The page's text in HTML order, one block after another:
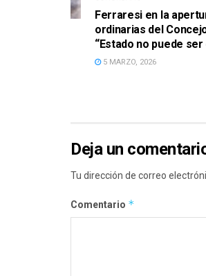
Ferraresi en la
ordinarias del
“Estado no puede
5 MARZO, 2026
Deja un
Tu dirección de correo
Comentario *